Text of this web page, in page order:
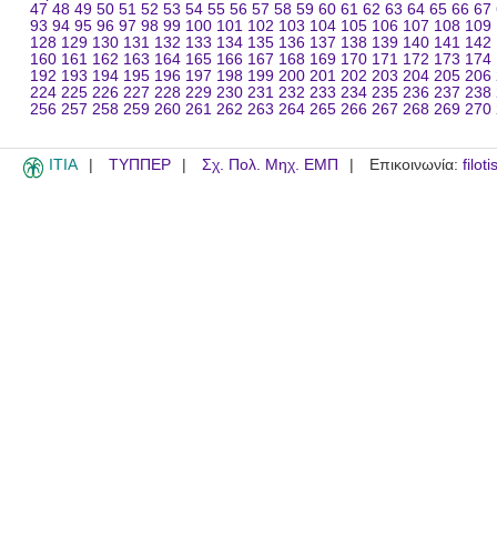
47 48 49 50 51 52 53 54 55 56 57 58 59 60 61 62 63 64 65 66 67
93 94 95 96 97 98 99 100 101 102 103 104 105 106 107 108 109
128 129 130 131 132 133 134 135 136 137 138 139 140 141 142
160 161 162 163 164 165 166 167 168 169 170 171 172 173 174
192 193 194 195 196 197 198 199 200 201 202 203 204 205 206
224 225 226 227 228 229 230 231 232 233 234 235 236 237 238
256 257 258 259 260 261 262 263 264 265 266 267 268 269 270
ITIA ΤΥΠΠΕΡ Σχ. Πολ. Μηχ. ΕΜΠ Επικοινωνία: